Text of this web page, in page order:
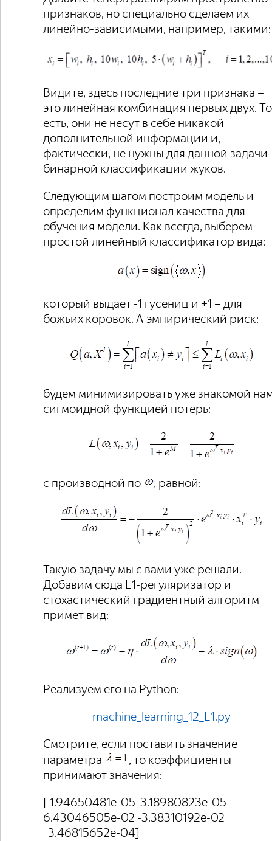
признаков, но специально сделаем их
линейно-зависимыми, например, такими:
Видите, здесь последние три признака –
это линейная комбинация первых двух. То
есть, они не несут в себе никакой
дополнительной информации и,
фактически, не нужны для данной задачи
бинарной классификации жуков.
Следующим шагом построим модель и
определим функционал качества для
обучения модели. Как всегда, выберем
простой линейный классификатор вида:
который выдает -1 гусениц и +1 – для
божьих коровок. А эмпирический риск:
будем минимизировать уже знакомой
сигмоидной функцией потерь:
с производной по , равной:
Такую задачу мы с вами уже решали.
Добавим сюда L1-регуляризатор и
стохастический градиентный алгоритм
примет вид:
Реализуем его на Python:
machine_learning_12_L1.py
Смотрите, если поставить значение
параметра
, то коэффициенты
принимают значения:
[ 1.94650481e-05 3.18980823e-05
6.43046505e-02 -3.38310192e-02
3.46815652e-04]